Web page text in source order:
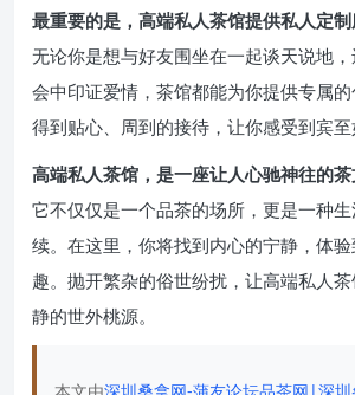
最重要的是，高端私人茶馆提供私人定
无论你是想与好友围坐在一起谈天说地
会中印证爱情，茶馆都能为你提供专属
得到贴心、周到的接待，让你感受到宾至
高端私人茶馆，是一座让人心驰神往的
它不仅仅是一个品茶的场所，更是一种
续。在这里，你将找到内心的宁静，体
趣。抛开繁杂的俗世纷扰，让高端私人
静的世外桃源。